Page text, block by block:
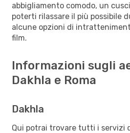
abbigliamento comodo, un
poterti rilassare il più possibile
alcune opzioni di
film.
Informazioni sugli
Dakhla e Roma
Dakhla
Qui potrai trovare tutti i servizi